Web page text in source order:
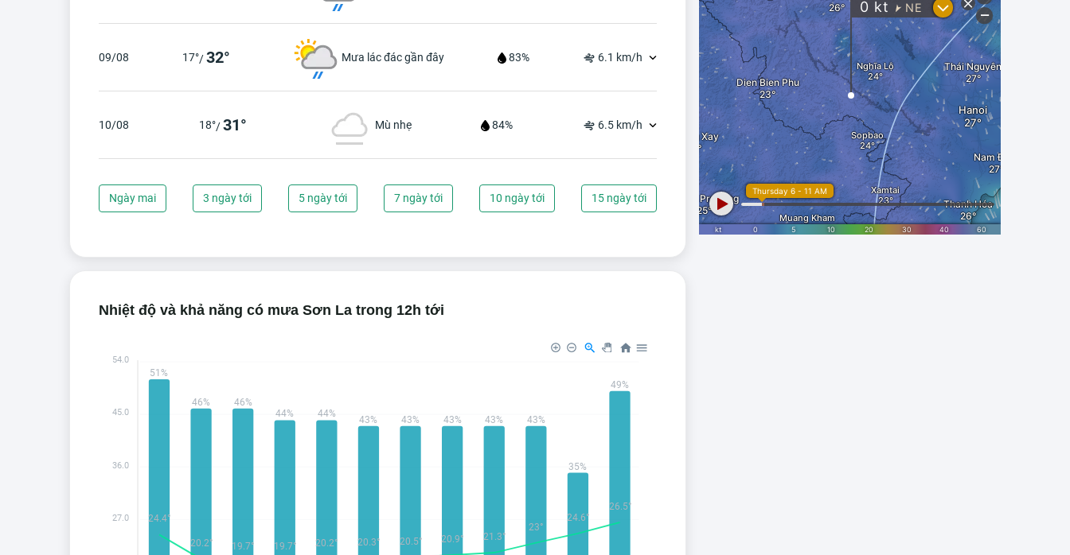
09/08 17°/32° Mưa lác đác gần đây 83% 6.1 km/h
10/08 18°/31° Mù nhẹ 84% 6.5 km/h
Ngày mai 3 ngày tới 5 ngày tới 7 ngày tới 10 ngày tới 15 ngày tới
Nhiệt độ và khả năng có mưa Sơn La trong 12h tới
51%
46%
46%
44%
44%
43% 43% 43% 43% 43%
35%
49%
24.4°
20.2° 19.7° 19.7° 20.2° 20.3° 20.5° 20.9° 21.3°
23°
24.6°
26.5°
54.0
45.0
36.0
27.0